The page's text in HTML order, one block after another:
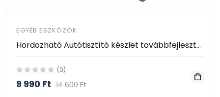
EGYÉB ESZKÖZÖK
Hordozható Autótisztító készlet továbbfejlesztett verziója 3 kiegészítővel Upgraded Version Car Wash Set
(0)
9 990 Ft 14 600 Ft